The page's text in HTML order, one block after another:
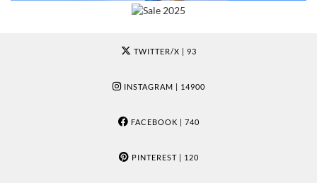
TWITTER/X | 93
INSTAGRAM | 14900
FACEBOOK | 740
PINTEREST| 120